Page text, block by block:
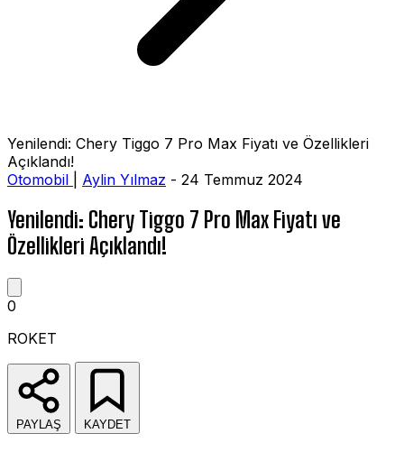
Yenilendi: Chery Tiggo 7 Pro Max Fiyatı ve Özellikleri
Açıklandı!
Otomobil
Aylin Yılmaz - 24 Temmuz 2024
Yenilendi: Chery Tiggo 7 Pro Max Fiyatı ve
Özellikleri Açıklandı!
0
ROKET
PAYLAŞ KAYDET